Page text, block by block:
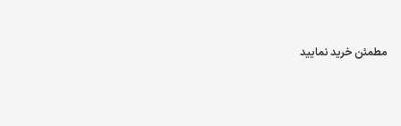
مطمئن خرید نمایید